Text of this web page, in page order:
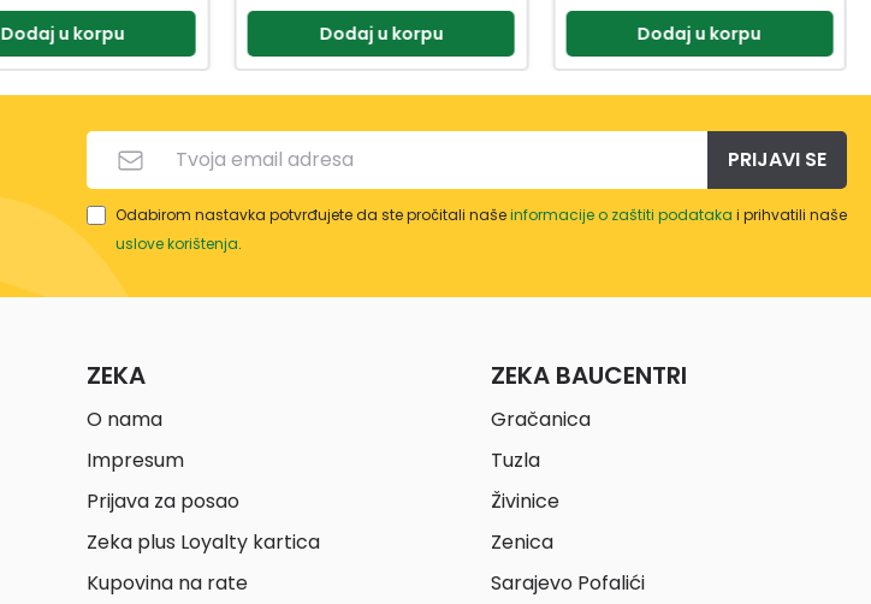
Dodaj u korpu Dodaj u korpu Dodaj u korpu
PRIJAVI SE
Odabirom nastavka potvrđujete da ste pročitali našeinformacije o zaštiti podataka i prihvatili naše
uslove korištenja.
ZEKA
O nama
Impresum
Prijava za posao
Zeka plus Loyalty kartica
Kupovina na rate
ZEKA BAUCENTRI
Gračanica
Tuzla
Živinice
Zenica
Sarajevo Pofalići